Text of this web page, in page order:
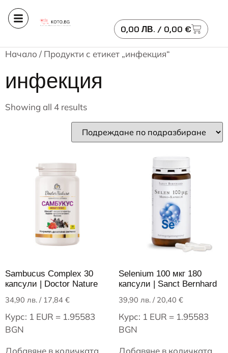
0,00 ЛВ. / 0,00 €
Начало / Продукти с етикет „инфекция“
инфекция
Showing all 4 results
Sambucus Complex 30
капсули | Doctor Nature
34,90 лв. / 17,84 €
Курс: 1 EUR = 1.95583
BGN
Добавяне в количката
Selenium 100 мкг 180
капсули | Sanct Bernhard
39,90 лв./ 20,40 €
Курс: 1 EUR = 1.95583
BGN
Добавяне в количката